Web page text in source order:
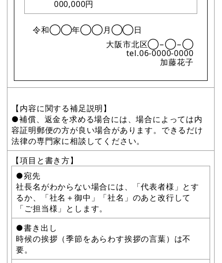
000,000円
令和◯◯年◯◯月◯◯日
大阪市北区◯−◯−◯
tel.06-0000-0000
加藤花子
【内容に関する補足説明】
●補償、返金を求める場合には、場合によっては内
容証明郵便の方が良い場合があります。できるだけ
法律の専門家に相談してください。
【項目と書き方】
●宛先
社長名がわからない場合には、「代表者様」とす
るか、「社名＋御中」「社名」のあと改行して
「ご担当様」とします。
●書き出し
時候の挨拶（季節をあらわす挨拶の言葉）は不
要。